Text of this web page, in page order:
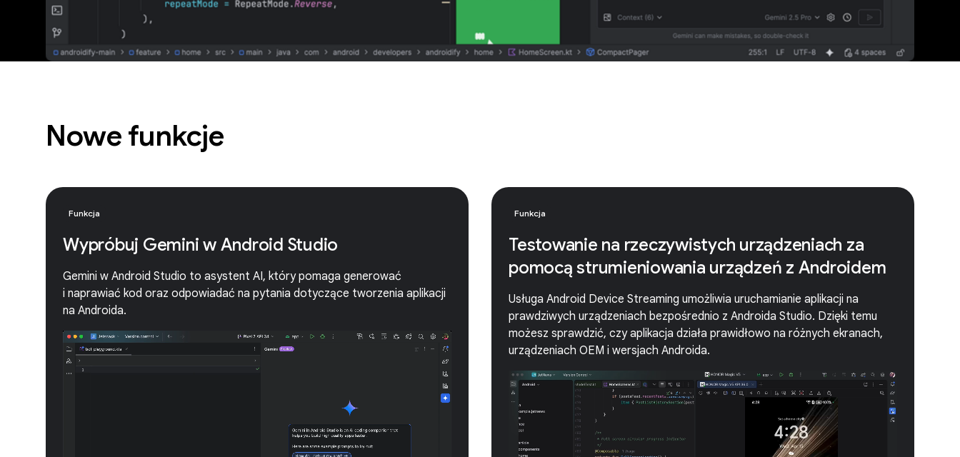
Nowe funkcje
Funkcja
Wypróbuj Gemini w Android Studio
Gemini w Android Studio to asystent AI, który pomaga generować
i naprawiać kod oraz odpowiadać na pytania dotyczące tworzenia aplikacji
na Androida.
Funkcja
Testowanie na rzeczywistych urządzeniach za
pomocą strumieniowania urządzeń z Androidem
Usługa Android Device Streaming umożliwia uruchamianie aplikacji na
prawdziwych urządzeniach bezpośrednio z Androida Studio. Dzięki temu
możesz sprawdzić, czy aplikacja działa prawidłowo na różnych ekranach,
urządzeniach OEM i wersjach Androida.